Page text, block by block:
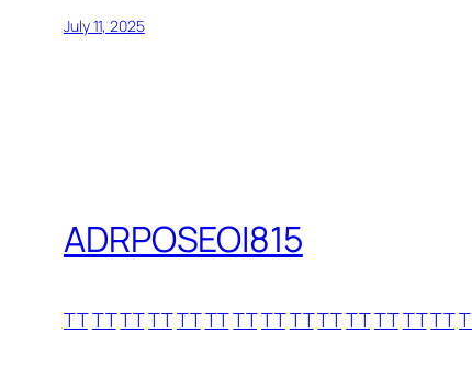
July 11, 2025
ADRPOSEOI815
TTTTTTTTTTTTTTTTTTTTTTTTTTTT